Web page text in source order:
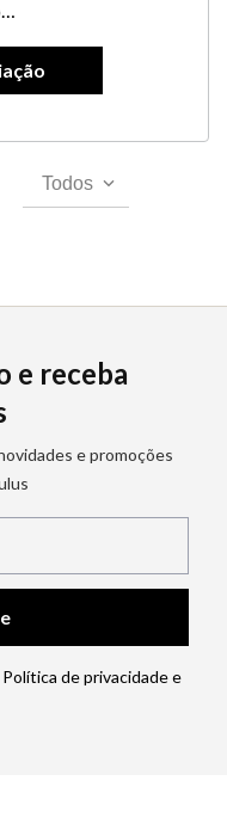
Todos
e receba
e promoções
de privacidade e